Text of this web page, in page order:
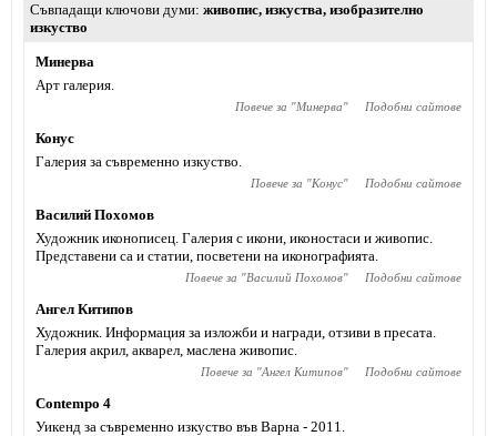
Съвпадащи ключови думи живопис, изкуства, изобразително
изкуство
Минерва
Арт галерия.
Повече за "Минерва" Подобни сайтове
Конус
Галерия за съвременно изкуство.
Повече за "Конус" Подобни сайтове
Василий Похомов
Художник иконописец. Галерия с икони, иконостаси и живопис.
Представени са и статии, посветени на иконографията.
Повече за "Василий Похомов" Подобни сайтове
Ангел Китипов
Художник. Информация за изложби и награди, отзиви в пресата.
Галерия акрил, акварел, маслена живопис.
Повече за "Ангел Китипов" Подобни сайтове
Contempo 4
Уикенд за съвременно изкуство във Варна - 2011.